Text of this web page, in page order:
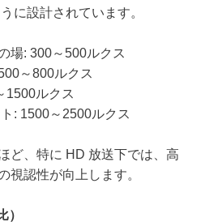
に設計されています。
場: 300～500ルクス
～800ルクス
1500ルクス
: 1500～2500ルクス
ど、特に HD 放送下では、高
視認性が向上します。
）